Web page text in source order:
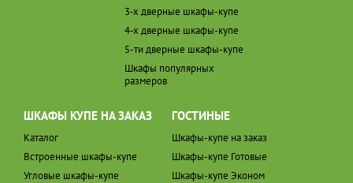
3-х дверные шкафы-купе
4-х дверные шкафы-купе
5-ти дверные шкафы-купе
Шкафы популярных
размеров
ШКАФЫ КУПЕ НА ЗАКАЗ
Каталог
Встроенные шкафы-купе
Угловые шкафы-купе
ГОСТИНЫЕ
Шкафы-купе на заказ
Шкафы-купе Готовые
Шкафы-купе Эконом